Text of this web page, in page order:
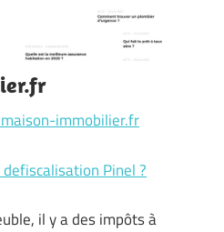
immobilier.fr
Pinel ?
il y a des impôts à